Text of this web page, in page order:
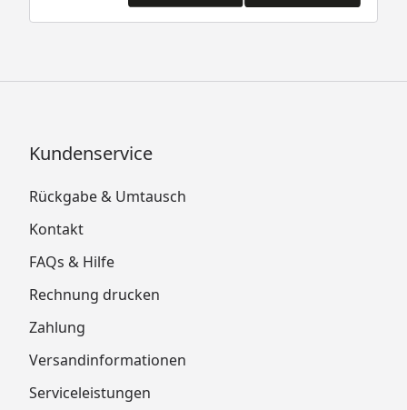
Kundenservice
Rückgabe & Umtausch
Kontakt
FAQs & Hilfe
Rechnung drucken
Zahlung
Versandinformationen
Serviceleistungen